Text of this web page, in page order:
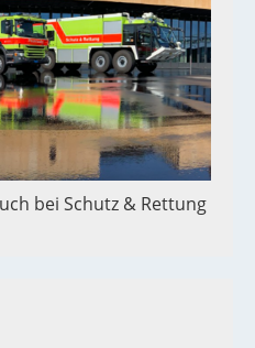
bei Schutz & Rettung